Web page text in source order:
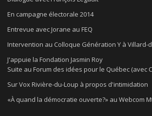
En campagne électorale 2014
Entrevue avec Jorane au FEQ
Intervention au Colloque Génération Y à Villard-
J'appuie la Fondation Jasmin Roy
Suite au Forum des idées pour le Québec (avec
Sur Vox Rivière-du-Loup à propos d'intimidation
«À quand la démocratie ouverte?» au Webcom